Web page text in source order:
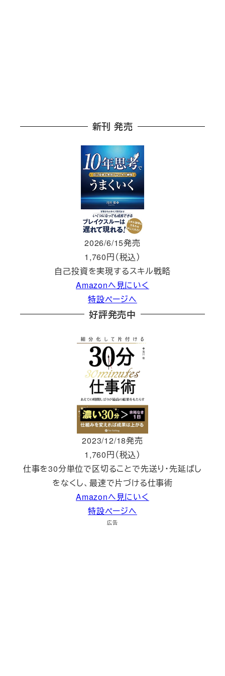
新刊 発売
2026/6/15発売
1,760円（税込）
自己投資を実現するスキル戦略
Amazonへ見にいく
特設ページへ
好評発売中
2023/12/18発売
1,760円（税込）
仕事を30分単位で区切ることで先送り・先延ばし
をなくし、最速で片づける仕事術
Amazonへ見にいく
特設ページへ
広告